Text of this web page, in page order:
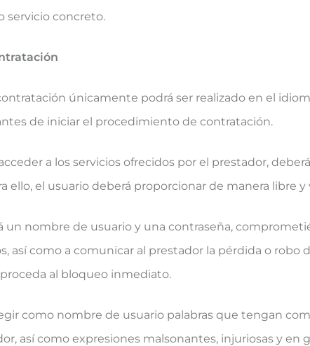
servicio concreto.
únicamente podrá ser realizado en el
de iniciar el procedimiento de contratación.
a los servicios ofrecidos por el prestador,
ello, el usuario deberá proporcionar de manera libre
un nombre de usuario y una contraseña,
así como a comunicar al prestador la pérdida o
al bloqueo inmediato.
como nombre de usuario palabras que tengan
así como expresiones malsonantes, injuriosas y en